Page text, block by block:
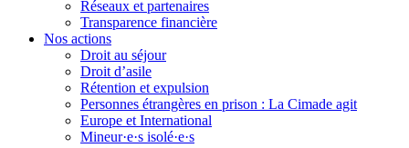
Réseaux et partenaires
Transparence financière
Nos actions
Droit au séjour
Droit d’asile
Rétention et expulsion
Personnes étrangères en prison : La Cimade agit
Europe et International
Mineur·e·s isolé·e·s